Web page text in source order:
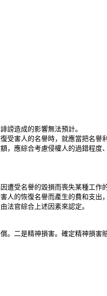
謗造成的影響無法預計。
受害人的名譽時，就應當把名譽
，應綜合考慮侵權人的過錯程
受名譽的毀損而喪失某種工作
的恢復名譽而產生的費和支出
法官綜合上述因素來認定。
。二是精神損害。確定精神損害